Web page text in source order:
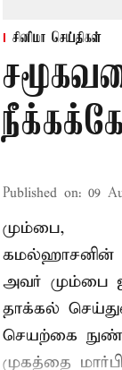
சினிமா செய்திகள்
Published on: 09
மும்பை,
கமல்ஹாசனின்
அவர் மும்பை
தாக்கல்
செயற்கை
முகத்தை